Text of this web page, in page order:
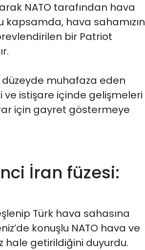
NATO tarafından hava
kapsamda, hava sahamızın
bir Patriot
muhafaza eden
ve istişare içinde gelişmeleri
için gayret göstermeye
İran füzesi:
Türk hava sahasına
konuşlu NATO hava ve
hale getirildiğini duyurdu.